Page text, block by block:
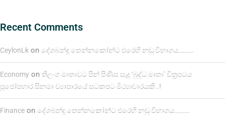
Recent Comments
CeylonLk on දේශබන්දු තෙන්නකෝන්ට එරෙහි නඩු විභාගය……….
Economy on තිලංග මාතාවට පින් පිණිස සෑදූ ‘බුද්ධ මාතා’ චිත්‍රපටය
පූජෝපහාර සිනමා ව්‍යාපාරයේ සටකපට මිථ්‍යාචාරයකි..!
Finance on දේශබන්දු තෙන්නකෝන්ට එරෙහි නඩු විභාගය……….